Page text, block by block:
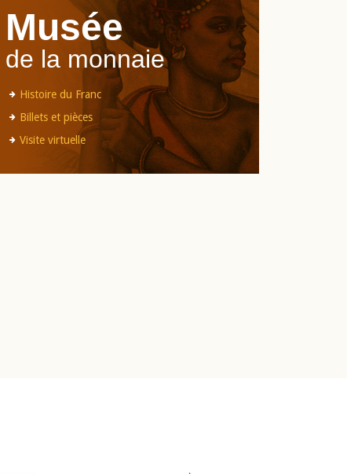
Musée
de la monnaie
Histoire du Franc
Billets et pièces
Visite virtuelle